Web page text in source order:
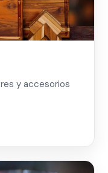
y accesorios